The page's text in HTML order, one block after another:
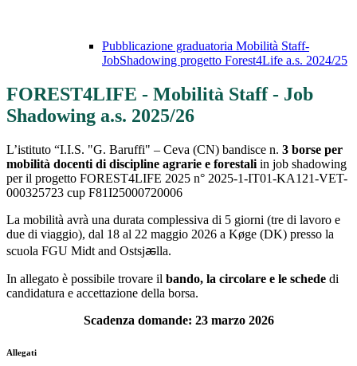
Pubblicazione graduatoria Mobilità Staff-
JobShadowing progetto Forest4Life a.s. 2024/25
FOREST4LIFE - Mobilità Staff - Job
Shadowing a.s. 2025/26
L’istituto “I.I.S. "G. Baruffi" – Ceva (CN) bandisce n. 3 borse per
mobilità docenti di discipline agrarie e forestali in job shadowing
per il progetto FOREST4LIFE 2025 n° 2025-1-IT01-KA121-VET-
000325723 cup F81I25000720006
La mobilità avrà una durata complessiva di 5 giorni (tre di lavoro e
due di viaggio), dal 18 al 22 maggio 2026 a Køge (DK) presso la
scuola FGU Midt and Ostsjꬱlla.
In allegato è possibile trovare il bando, la circolare e le schede di
candidatura e accettazione della borsa.
Scadenza domande: 23 marzo 2026
Allegati